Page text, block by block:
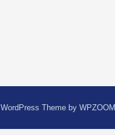
WordPress Theme by WPZOOM